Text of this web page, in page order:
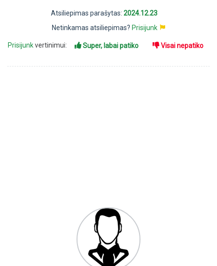
Atsiliepimas parašytas: 2024.12.23
Netinkamas atsiliepimas? Prisijunk
Prisijunkvertinimui: Super, labai patiko Visai nepatiko